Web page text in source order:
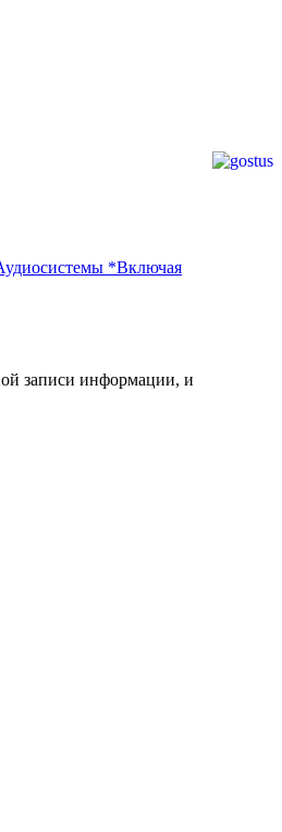
*Включая
записи информации, и